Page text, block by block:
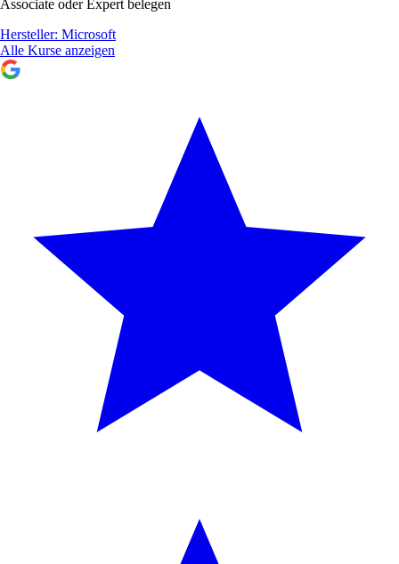
Associate oder Expert belegen
Hersteller: Microsoft
Alle Kurse anzeigen